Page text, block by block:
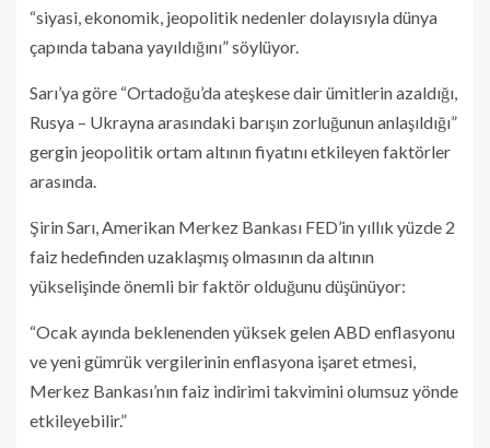
“siyasi, ekonomik, jeopolitik nedenler dolayısıyla dünya
çapında tabana yayıldığını” söylüyor.
Sarı’ya göre “Ortadoğu’da ateşkese dair ümitlerin azaldığı,
Rusya – Ukrayna arasındaki barışın zorluğunun anlaşıldığı”
gergin jeopolitik ortam altının fiyatını etkileyen faktörler
arasında.
Şirin Sarı, Amerikan Merkez Bankası FED’in yıllık yüzde 2
faiz hedefinden uzaklaşmış olmasının da altının
yükselişinde önemli bir faktör olduğunu düşünüyor:
“Ocak ayında beklenenden yüksek gelen ABD enflasyonu
ve yeni gümrük vergilerinin enflasyona işaret etmesi,
Merkez Bankası’nın faiz indirimi takvimini olumsuz yönde
etkileyebilir.”